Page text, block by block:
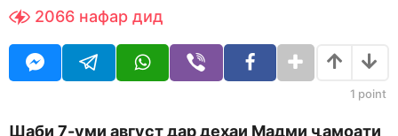
g
S
h
d
n
e
2066 нафар дид
1 point
Шаби 7-уми август дар деҳаи Мадми ҷамоати